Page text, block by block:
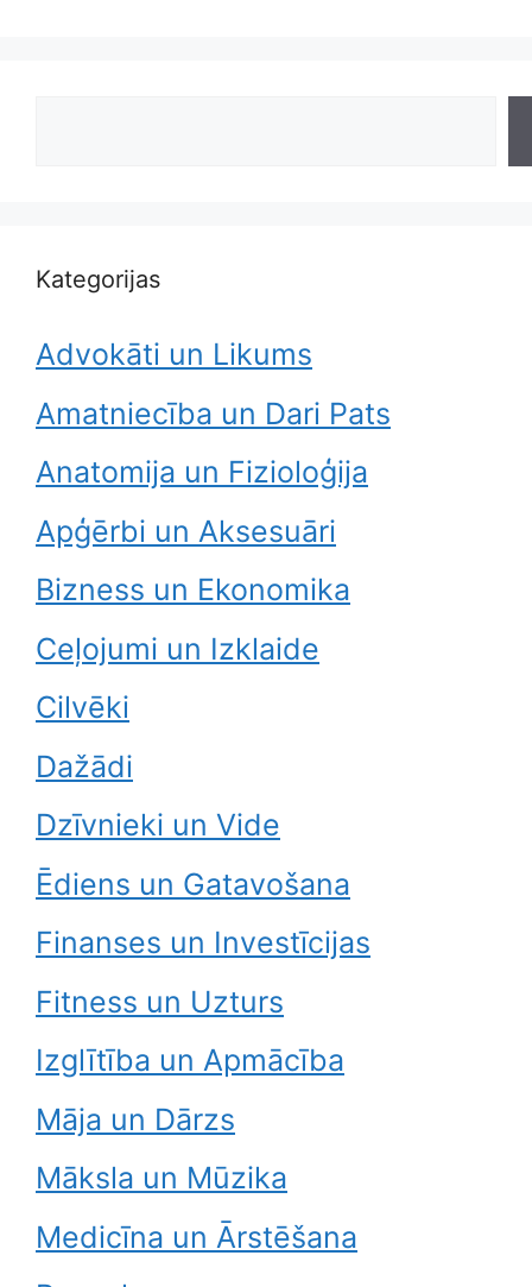
Kategorijas
Advokāti un Likums
Amatniecība un Dari Pats
Anatomija un Fizioloģija
Apģērbi un Aksesuāri
Bizness un Ekonomika
Ceļojumi un Izklaide
Cilvēki
Dažādi
Dzīvnieki un Vide
Ēdiens un Gatavošana
Finanses un Investīcijas
Fitness un Uzturs
Izglītība un Apmācība
Māja un Dārzs
Māksla un Mūzika
Medicīna un Ārstēšana